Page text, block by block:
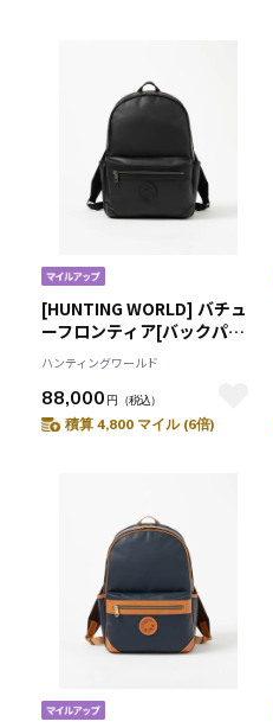
[HUNTING WORLD] バチュ
ーフロンティア[バックパッ
ク2350BFR]ブラック
6109091408
ハンティングワールド
88,000 円 （税込）
積算 4,800 マイル (6倍)